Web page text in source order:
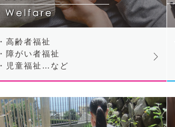
・高齢者福祉
・障がい者福祉
・児童福祉…など